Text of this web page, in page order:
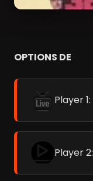
OPTIONS DE
Player 1:
Player 2: